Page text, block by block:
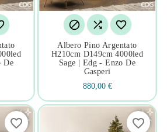
De
  
Albero Pino Argentato
H210cm D149cm 4000led
Sage | Edg - Enzo De
Gasperi
880,00 €
favorite_border favorite_border